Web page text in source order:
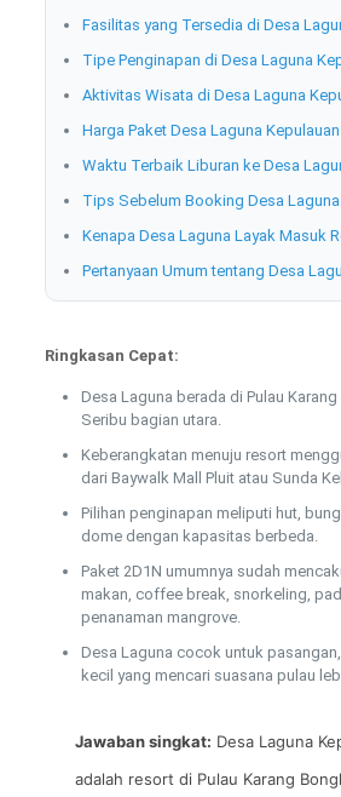
Fasilitas yang Tersedia di Desa
Tipe Penginapan di Desa Laguna
Aktivitas Wisata di Desa Laguna
Harga Paket Desa Laguna
Waktu Terbaik Liburan ke Desa
Tips Sebelum Booking Desa
Kenapa Desa Laguna Layak Masuk
Pertanyaan Umum tentang Desa
Ringkasan Cepat:
Desa Laguna berada di Pulau
Seribu bagian utara.
Keberangkatan menuju resort
dari Baywalk Mall Pluit atau Sunda
Pilihan penginapan meliputi hut,
dome dengan kapasitas berbeda.
Paket 2D1N umumnya sudah
makan, coffee break, snorkeling,
penanaman mangrove.
Desa Laguna cocok untuk
kecil yang mencari suasana pulau
Jawaban singkat: Desa Laguna
adalah resort di Pulau Karang